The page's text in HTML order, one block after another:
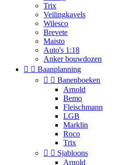
Trix
Veilingkavels
Wilesco
Brevete
Maisto
Auto's 1:18
Anker bouwdozen
  Baanplanning
  Banenboeken
Arnold
Bemo
Fleischmann
LGB
Marklin
Roco
Trix
  Sjabloons
Arnold